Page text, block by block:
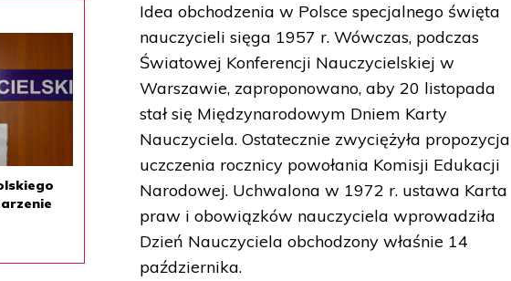
Idea obchodzenia w Polsce specjalnego święta
nauczycieli sięga 1957 r. Wówczas, podczas
Światowej Konferencji Nauczycielskiej w
Warszawie, zaproponowano, aby 20 listopada
stał się Międzynarodowym Dniem Karty
Nauczyciela. Ostatecznie zwyciężyła propozycja
uczczenia rocznicy powołania Komisji Edukacji
Narodowej. Uchwalona w 1972 r. ustawa Karta
praw i obowiązków nauczyciela wprowadziła
Dzień Nauczyciela obchodzony właśnie 14
października.